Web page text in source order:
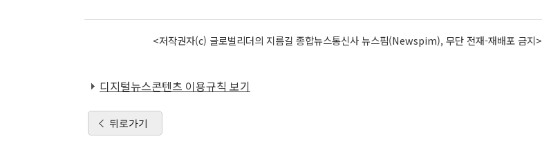
<저작권자(c) 글로벌리더의 지름길 종합뉴스통신사 뉴스핌(Newspim), 무단 전재-재배포 금지>
디지털뉴스콘텐츠 이용규칙 보기
뒤로가기